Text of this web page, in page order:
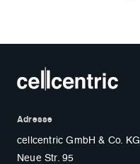
Adresse
cellcentric GmbH & Co. KG
Neue Str. 95